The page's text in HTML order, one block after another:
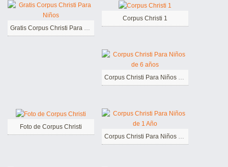
Gratis Corpus Christi Para Niños
Corpus Christi 1
Corpus Christi Para Niños de 6 años
Foto de Corpus Christi
Corpus Christi Para Niños de 1 Año